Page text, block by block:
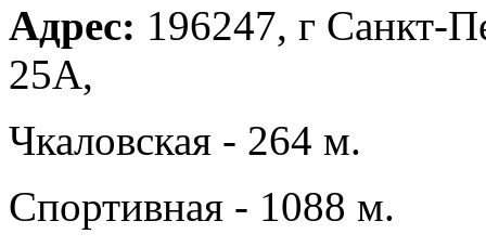
Адрес: 196247, г Санкт-
25А,
Чкаловская - 264 м.
Спортивная - 1088 м.